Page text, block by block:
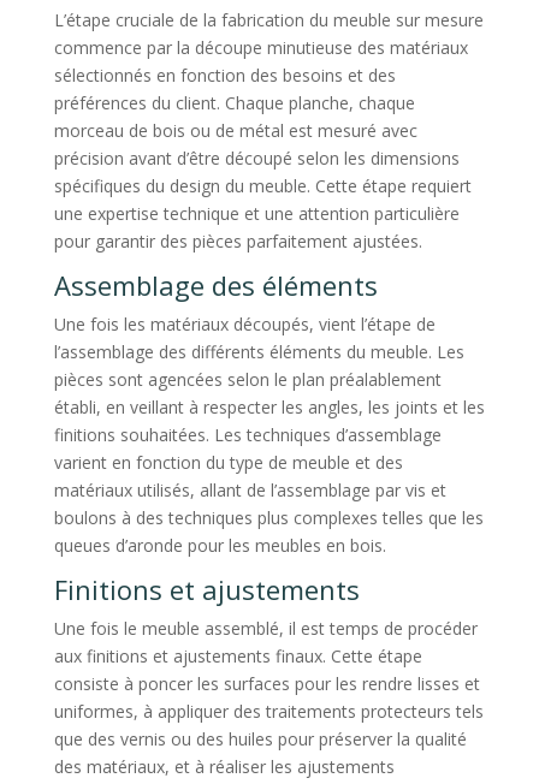
L’étape cruciale de la fabrication du meuble sur mesure
commence par la découpe minutieuse des matériaux
sélectionnés en fonction des besoins et des
préférences du client. Chaque planche, chaque
morceau de bois ou de métal est mesuré avec
précision avant d’être découpé selon les dimensions
spécifiques du design du meuble. Cette étape requiert
une expertise technique et une attention particulière
pour garantir des pièces parfaitement ajustées.
Assemblage des éléments
Une fois les matériaux découpés, vient l’étape de
l’assemblage des différents éléments du meuble. Les
pièces sont agencées selon le plan préalablement
établi, en veillant à respecter les angles, les joints et les
finitions souhaitées. Les techniques d’assemblage
varient en fonction du type de meuble et des
matériaux utilisés, allant de l’assemblage par vis et
boulons à des techniques plus complexes telles que les
queues d’aronde pour les meubles en bois.
Finitions et ajustements
Une fois le meuble assemblé, il est temps de procéder
aux finitions et ajustements finaux. Cette étape
consiste à poncer les surfaces pour les rendre lisses et
uniformes, à appliquer des traitements protecteurs tels
que des vernis ou des huiles pour préserver la qualité
des matériaux, et à réaliser les ajustements